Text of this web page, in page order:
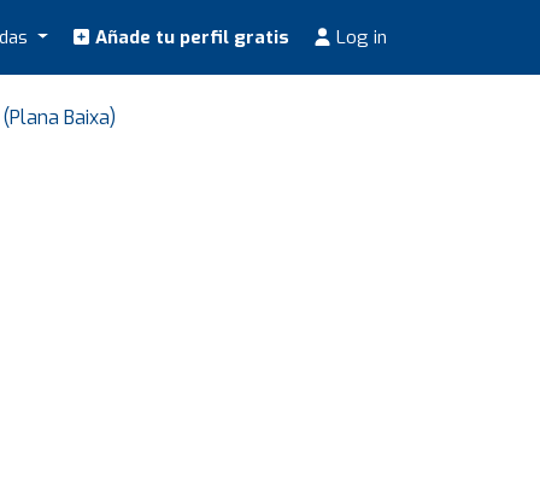
Añade tu perfil gratis Log in
Baixa)